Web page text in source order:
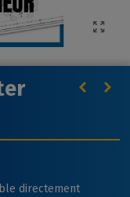
directement